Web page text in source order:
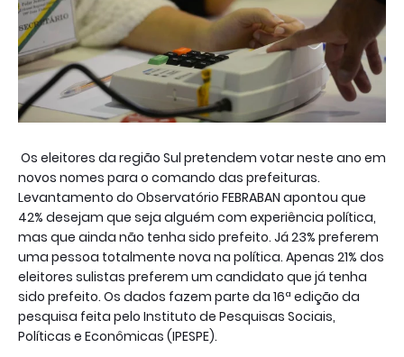
Os eleitores da região Sul pretendem votar neste ano em
novos nomes para o comando das prefeituras.
Levantamento do Observatório FEBRABAN apontou que
42% desejam que seja alguém com experiência política,
mas que ainda não tenha sido prefeito. Já 23% preferem
uma pessoa totalmente nova na política. Apenas 21% dos
eleitores sulistas preferem um candidato que já tenha
sido prefeito. Os dados fazem parte da 16ª edição da
pesquisa feita pelo Instituto de Pesquisas Sociais,
Políticas e Econômicas (IPESPE).